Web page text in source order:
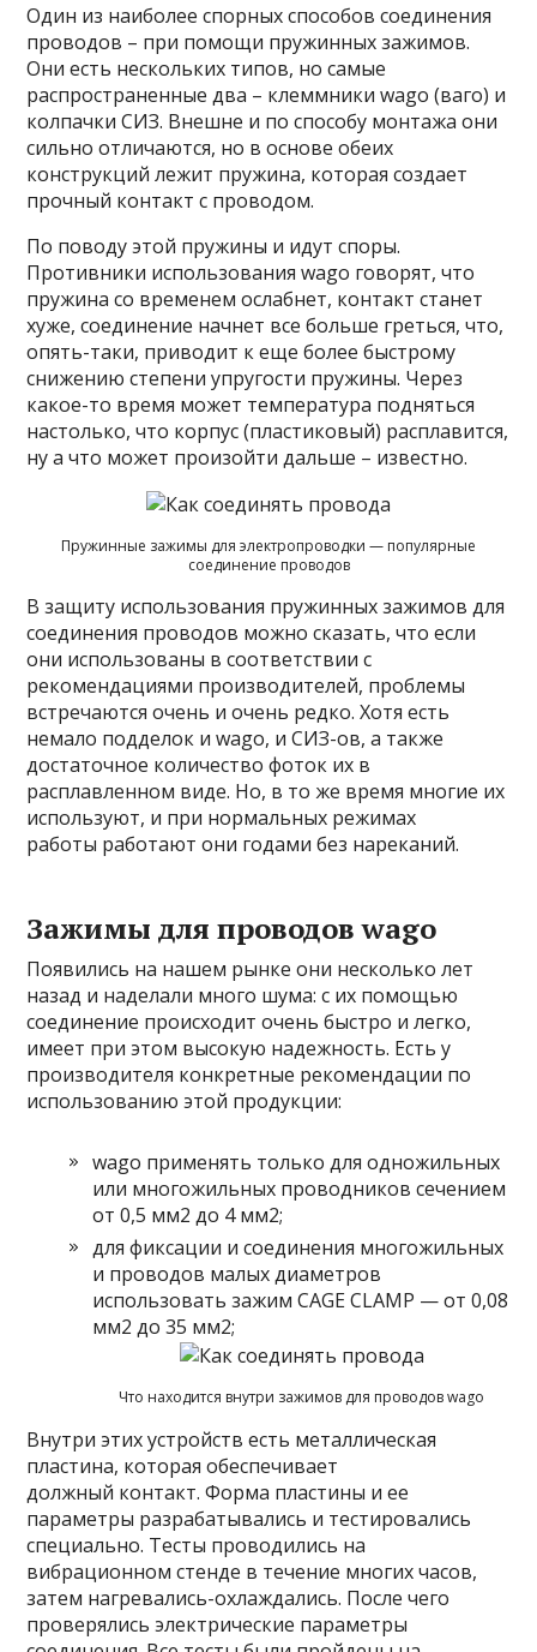
Один из наиболее спорных способов соединения
проводов – при помощи пружинных зажимов.
Они есть нескольких типов, но самые
распространенные два – клеммники wago (ваго) и
колпачки СИЗ. Внешне и по способу монтажа они
сильно отличаются, но в основе обеих
конструкций лежит пружина, которая создает
прочный контакт с проводом.
По поводу этой пружины и идут споры.
Противники использования wago говорят, что
пружина со временем ослабнет, контакт станет
хуже, соединение начнет все больше греться, что,
опять-таки, приводит к еще более быстрому
снижению степени упругости пружины. Через
какое-то время может температура подняться
настолько, что корпус (пластиковый) расплавится,
ну а что может произойти дальше – известно.
Пружинные зажимы для электропроводки — популярные
соединение проводов
В защиту использования пружинных зажимов для
соединения проводов можно сказать, что если
они использованы в соответствии с
рекомендациями производителей, проблемы
встречаются очень и очень редко. Хотя есть
немало подделок и wago, и СИЗ-ов, а также
достаточное количество фоток их в
расплавленном виде. Но, в то же время многие их
используют, и при нормальных режимах
работы работают они годами без нареканий.
Зажимы для проводов wago
Появились на нашем рынке они несколько лет
назад и наделали много шума: с их помощью
соединение происходит очень быстро и легко,
имеет при этом высокую надежность. Есть у
производителя конкретные рекомендации по
использованию этой продукции:
wago применять только для одножильных
или многожильных проводников сечением
от 0,5 мм2 до 4 мм2;
для фиксации и соединения многожильных
и проводов малых диаметров
использовать зажим CAGE CLAMP — от 0,08
мм2 до 35 мм2;
Что находится внутри зажимов для проводов wago
Внутри этих устройств есть металлическая
пластина, которая обеспечивает
должный контакт. Форма пластины и ее
параметры разрабатывались и тестировались
специально. Тесты проводились на
вибрационном стенде в течение многих часов,
затем нагревались-охлаждались. После чего
проверялись электрические параметры